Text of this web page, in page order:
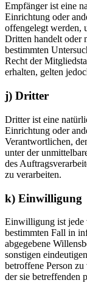
Empfänger ist eine
Einrichtung oder
offengelegt werden,
Dritten handelt oder
bestimmten
Recht der
erhalten, gelten
j) Dritter
Dritter ist eine
Einrichtung oder
Verantwortlichen,
unter der
des
zu verarbeiten.
k) Einwilligung
Einwilligung ist jede
bestimmten Fall in
abgegebene
sonstigen
betroffene Person
der sie betreffenden